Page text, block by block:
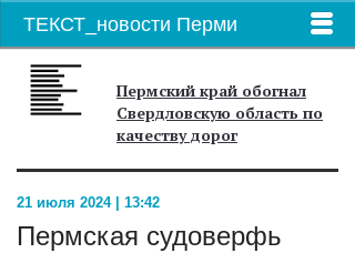
ТЕКСТ_новости Перми
Пермский край обогнал
Свердловскую область по
качеству дорог
21 июля 2024 | 13:42
Пермская судоверфь